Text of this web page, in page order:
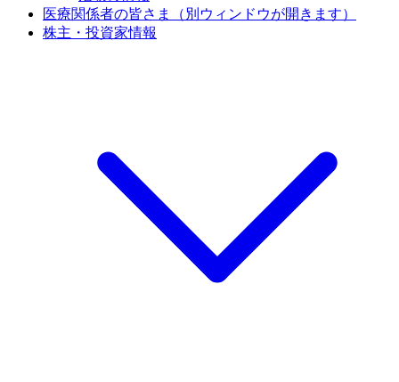
医療関係者の皆さま
（別ウィンドウが開きます）
株主・投資家情報